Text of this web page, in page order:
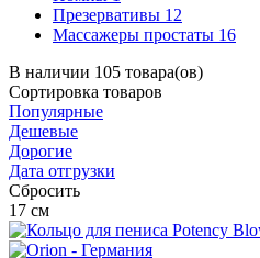
Презервативы 12
Массажеры простаты 16
В наличии 105 товара(ов)
Сортировка товаров
Популярные
Дешевые
Дорогие
Дата отгрузки
Сбросить
17 см